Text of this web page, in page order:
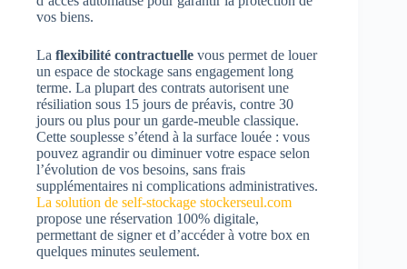
vos biens.
La flexibilité contractuelle vous permet de louer
un espace de stockage sans engagement long
terme. La plupart des contrats autorisent une
résiliation sous 15 jours de préavis, contre 30
jours ou plus pour un garde-meuble classique.
Cette souplesse s’étend à la surface louée : vous
pouvez agrandir ou diminuer votre espace selon
l’évolution de vos besoins, sans frais
supplémentaires ni complications administratives.
La solution de self-stockage stockerseul.com
propose une réservation 100% digitale,
permettant de signer et d’accéder à votre box en
quelques minutes seulement.